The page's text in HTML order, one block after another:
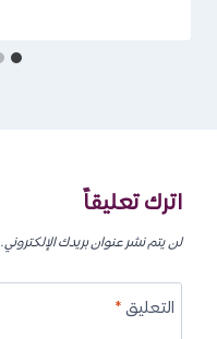
اترك تعليقاً
لن يتم نشر عنوان بريدك الإلكتروني.
التعليق*